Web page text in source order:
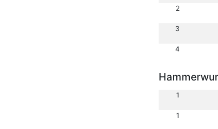
2
3
4
1
1